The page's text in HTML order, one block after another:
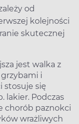
od
kolejności
skutecznej
jest walka z
i
stosuje się
lakier. Podczas
chorób paznokci
wrażliwych